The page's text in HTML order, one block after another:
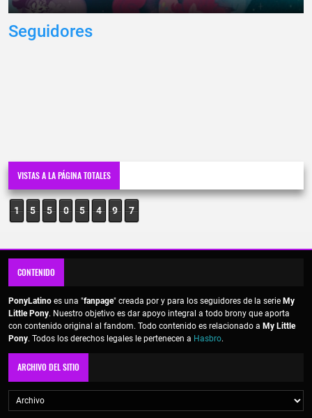
Seguidores
VISTAS A LA PÁGINA TOTALES
1 5 5 0 5 4 9 7
CONTENIDO
PonyLatino es una "fanpage" creada por y para los seguidores de la serie My
Little Pony. Nuestro objetivo es dar apoyo integral a todo brony que aporta
con contenido original al fandom. Todo contenido es relacionado a My Little
Pony. Todos los derechos legales le pertenecen a Hasbro.
ARCHIVO DEL SITIO